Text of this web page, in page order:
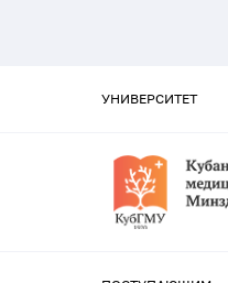
УНИВЕРСИТЕТ